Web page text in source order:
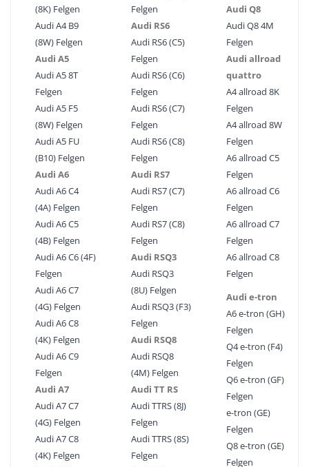
(8K) Felgen
Audi A4 B9
(8W) Felgen
Audi A5
Audi A5 8T
Felgen
Audi A5 F5
(8W) Felgen
Audi A5 FU
(B10) Felgen
Audi A6
Audi A6 C4
(4A) Felgen
Audi A6 C5
(4B) Felgen
Audi A6 C6 (4F)
Felgen
Audi A6 C7
(4G) Felgen
Audi A6 C8
(4K) Felgen
Audi A6 C9
Felgen
Audi A7
Audi A7 C7
(4G) Felgen
Audi A7 C8
(4K) Felgen
Felgen
Audi RS6
Audi RS6 (C5)
Felgen
Audi RS6 (C6)
Felgen
Audi RS6 (C7)
Felgen
Audi RS6 (C8)
Felgen
Audi RS7
Audi RS7 (C7)
Felgen
Audi RS7 (C8)
Felgen
Audi RSQ3
Audi RSQ3
(8U) Felgen
Audi RSQ3 (F3)
Felgen
Audi RSQ8
Audi RSQ8
(4M) Felgen
Audi TT RS
Audi TTRS (8J)
Felgen
Audi TTRS (8S)
Felgen
Audi Q8
Audi Q8 4M
Felgen
Audi allroad
quattro
A4 allroad 8K
Felgen
A4 allroad 8W
Felgen
A6 allroad C5
Felgen
A6 allroad C6
Felgen
A6 allroad C7
Felgen
A6 allroad C8
Felgen
Audi e-tron
A6 e-tron (GH)
Felgen
Q4 e-tron (F4)
Felgen
Q6 e-tron (GF)
Felgen
e-tron (GE)
Felgen
Q8 e-tron (GE)
Felgen